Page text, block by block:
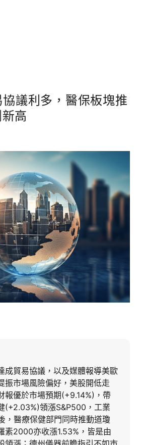
議利多，醫保板塊推
高
成貿易協議，以及媒體報導美歐
振市場風險偏好，美股開低走
報優於市場預期(+9.14%)，帶
(+2.03%)領漲S&P500，工業
，醫療保健部門同時推動道瓊
素2000亦收漲1.53%，皆是由